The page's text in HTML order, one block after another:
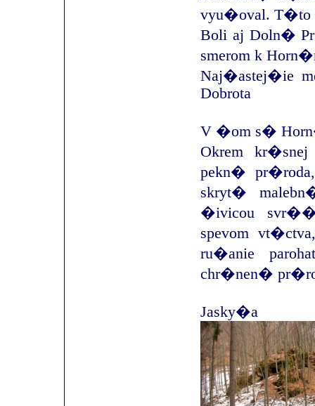
vyu�oval. T�to
Boli aj Doln�
smerom k
Naj�astej�ie
Dobrota
V �om s�
Okrem
pekn�
skryt�
�ivicou
spevom
ru�anie
chr�nen�
Jasky�a